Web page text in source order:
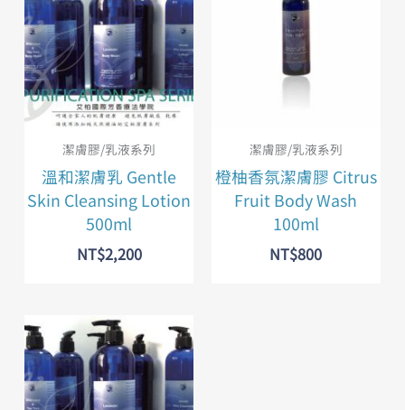
潔膚膠/乳液系列
溫和潔膚乳 Gentle
Skin Cleansing Lotion
500ml
NT$2,200
潔膚膠/乳液系列
橙柚香氛潔膚膠 Citrus
Fruit Body Wash
100ml
NT$800